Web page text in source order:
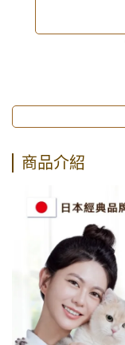
商品介紹